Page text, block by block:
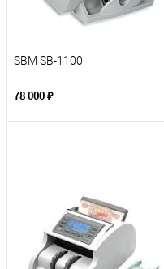
SBM SB-1100
78 000 ₽